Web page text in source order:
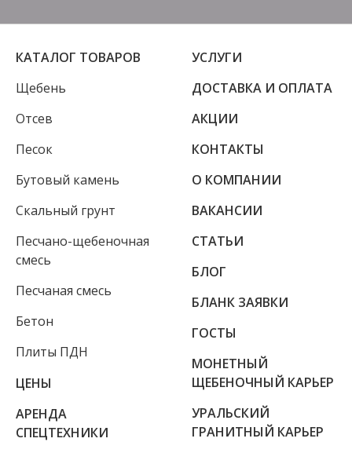
КАТАЛОГ ТОВАРОВ
Щебень
Отсев
Песок
Бутовый камень
Скальный грунт
Песчано-щебеночная
смесь
Песчаная смесь
Бетон
Плиты ПДН
ЦЕНЫ
АРЕНДА
СПЕЦТЕХНИКИ
УСЛУГИ
ДОСТАВКА И ОПЛАТА
АКЦИИ
КОНТАКТЫ
О КОМПАНИИ
ВАКАНСИИ
СТАТЬИ
БЛОГ
БЛАНК ЗАЯВКИ
ГОСТЫ
МОНЕТНЫЙ
ЩЕБЕНОЧНЫЙ КАРЬЕР
УРАЛЬСКИЙ
ГРАНИТНЫЙ КАРЬЕР